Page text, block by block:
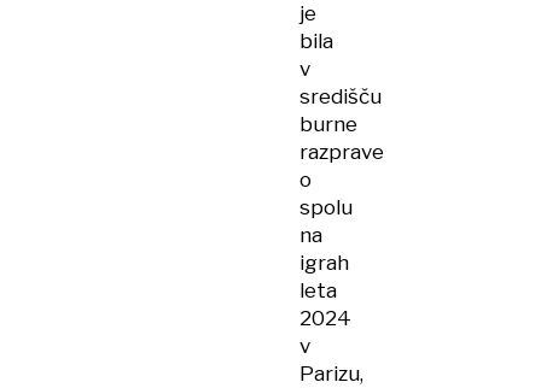
je
bila
v
središču
burne
razprave
o
spolu
na
igrah
leta
2024
v
Parizu,